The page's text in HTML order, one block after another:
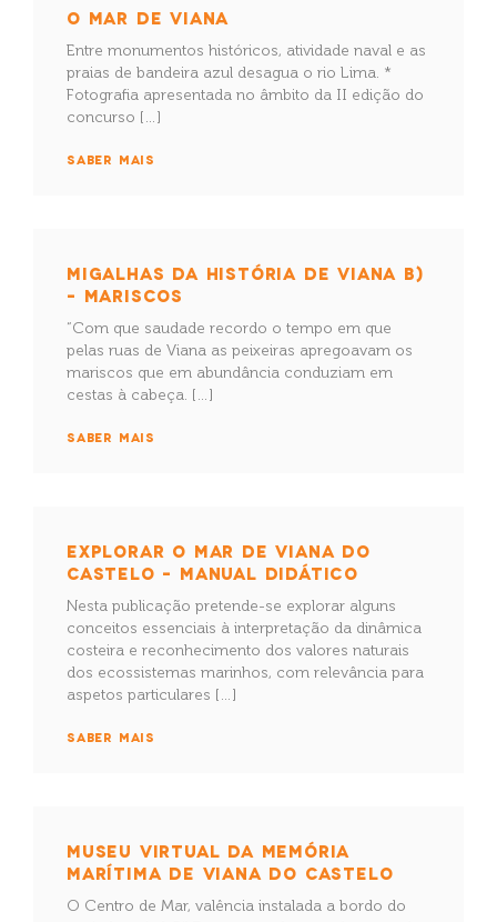
O MAR DE VIANA
Entre monumentos históricos, atividade naval e as
praias de bandeira azul desagua o rio Lima. *
Fotografia apresentada no âmbito da II edição do
concurso […]
SABER MAIS
MIGALHAS DA HISTÓRIA DE VIANA B)
– MARISCOS
“Com que saudade recordo o tempo em que
pelas ruas de Viana as peixeiras apregoavam os
mariscos que em abundância conduziam em
cestas à cabeça. […]
SABER MAIS
EXPLORAR O MAR DE VIANA DO
CASTELO – MANUAL DIDÁTICO
Nesta publicação pretende-se explorar alguns
conceitos essenciais à interpretação da dinâmica
costeira e reconhecimento dos valores naturais
dos ecossistemas marinhos, com relevância para
aspetos particulares […]
SABER MAIS
MUSEU VIRTUAL DA MEMÓRIA
MARÍTIMA DE VIANA DO CASTELO
O Centro de Mar, valência instalada a bordo do